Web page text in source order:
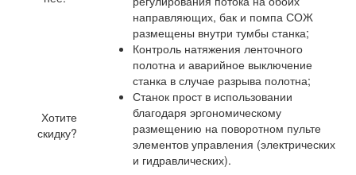
Хотите
скидку?
направляющих, бак и помпа СОЖ
размещены внутри тумбы станка;
Контроль натяжения ленточного
полотна и аварийное выключение
станка в случае разрыва полотна;
Станок прост в использовании
благодаря эргономическому
размещению на поворотном пульте
элементов управления (электрических
и гидравлических).